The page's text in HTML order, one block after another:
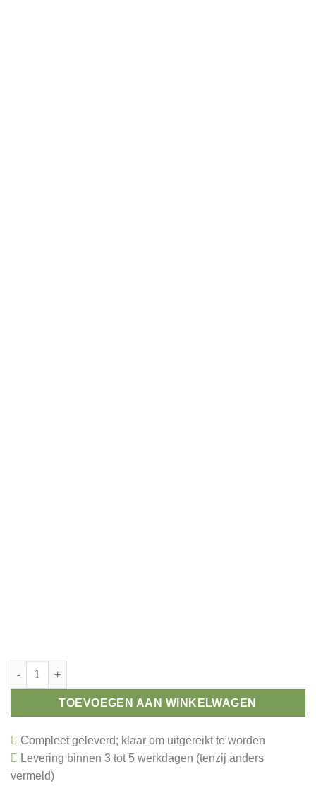
Beeld keepershandschoenen aantal
TOEVOEGEN AAN WINKELWAGEN
Compleet geleverd; klaar om uitgereikt te worden
Levering binnen 3 tot 5 werkdagen (tenzij anders
vermeld)